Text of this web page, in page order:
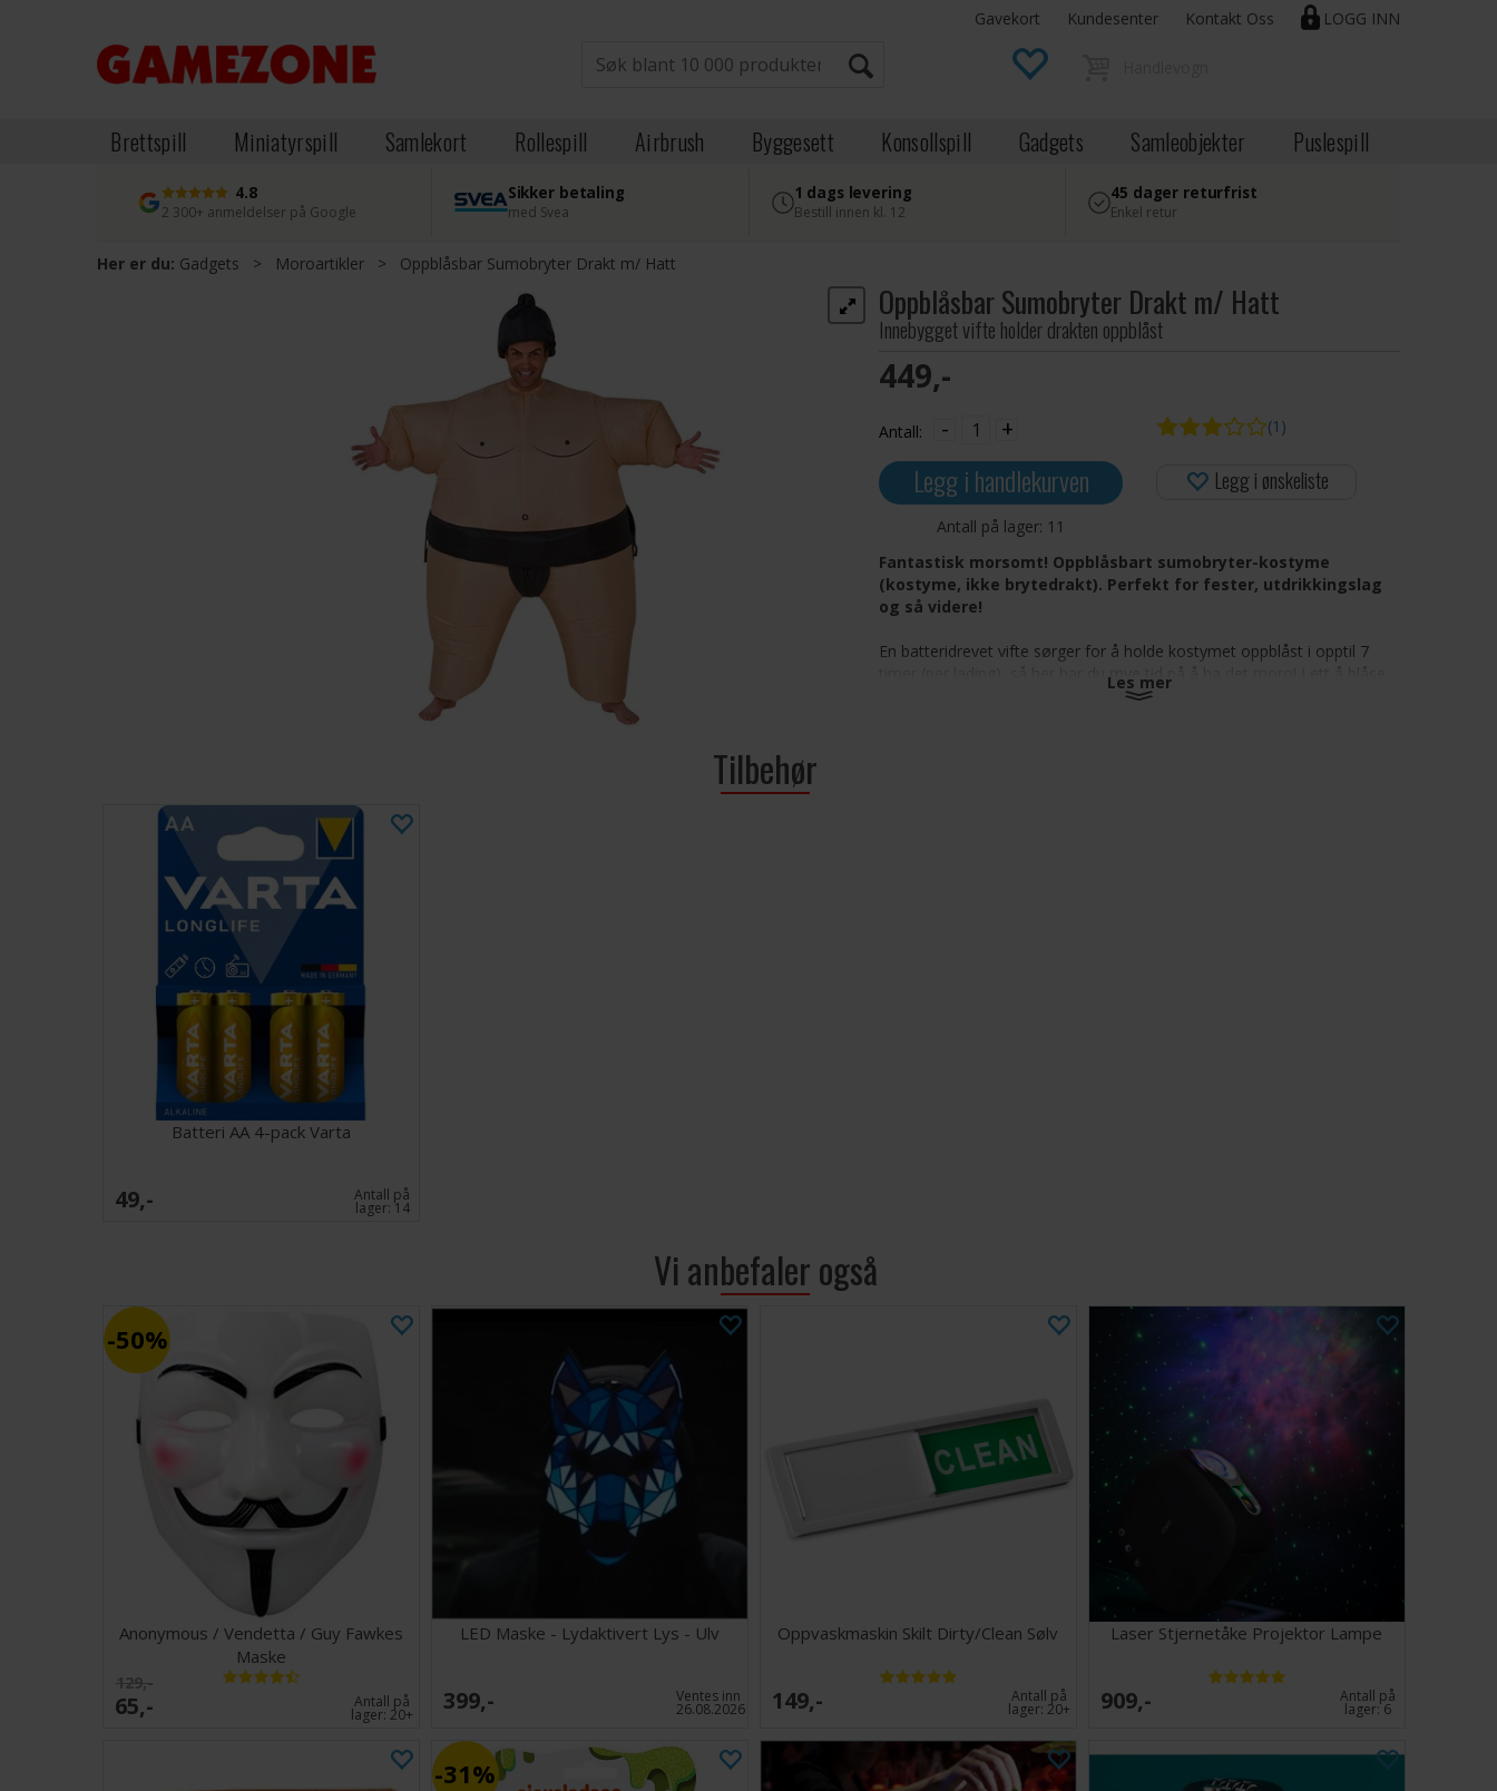
LOGG INN
Gavekort Kundesenter Kontakt Oss
Brettspill Miniatyrspill Samlekort Rollespill Airbrush Byggesett Konsollspill Gadgets Samleobjekter Puslespill
4.8
2 300+ anmeldelser på Google
Sikker betaling
med Svea
1 dags levering
Bestill innen kl. 12
45 dager returfrist
Enkel retur
Her er du: Gadgets > Moroartikler > Oppblåsbar Sumobryter Drakt m/ Hatt
Oppblåsbar Sumobryter Drakt m/ Hatt
Innebygget vifte holder drakten oppblåst
449,-
Antall: - +
Legg i handlekurven
Antall på lager: 11
(1)
Legg i ønskeliste
Fantastisk morsomt! Oppblåsbart sumobryter-kostyme
(kostyme, ikke brytedrakt). Perfekt for fester, utdrikkingslag
og så videre!
En batteridrevet vifte sørger for å holde kostymet oppblåst i opptil 7
timer (per lading), så her har du mye tid på å ha det moro! Lett å blåse
opp og ta på seg: Gå inn i kostymet, skru på viften (gjemt inni drakten),
Les mer
Tilbehør
Batteri AA 4-pack Varta
49,- Antall på
lager: 14
Vi anbefaler også
50%
Anonymous / Vendetta / Guy Fawkes
Maske
129,-
65,- Antall på
lager:20+
LED Maske - Lydaktivert Lys - Ulv
399,- Ventes inn
26.08.2026
Oppvaskmaskin Skilt Dirty/Clean Sølv
149,- Antall på
lager:20+
Laser Stjernetåke Projektor Lampe
909,- Antall på
lager:6
31%